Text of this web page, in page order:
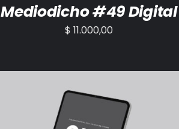
Mediodicho #49 Digital
$ 11.000,00